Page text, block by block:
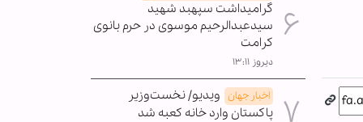
گرامیداشت سپهبد شهید
سیدعبدالرحیم موسوی در حرم بانوی
کرامت
دیروز ۱۳:۱۱
اخبار جهان ویدیو/ نخست‌وزیر
پاکستان وارد خانه کعبه شد